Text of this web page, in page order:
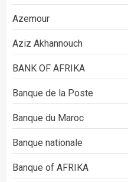
Azemour
Aziz Akhannouch
BANK OF AFRIKA
Banque de la Poste
Banque du Maroc
Banque nationale
Banque of AFRIKA